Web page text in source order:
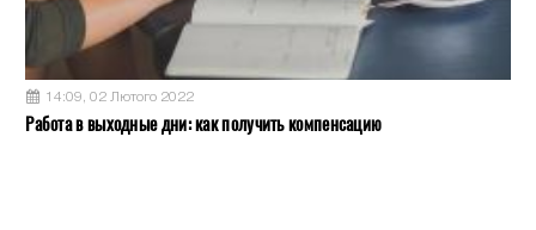
14:09, 02 Лютого 2022
Работа в выходные дни: как получить компенсацию